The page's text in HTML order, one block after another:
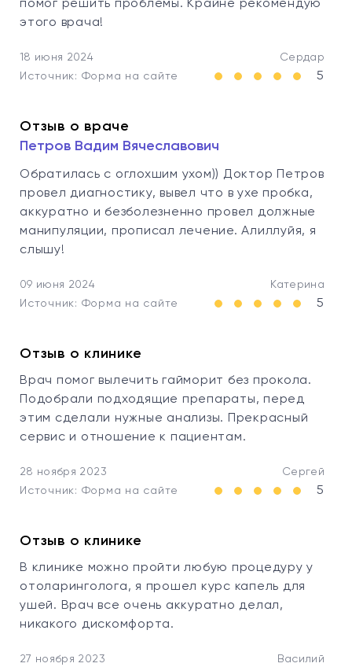
помог решить проблемы. Крайне рекомендую
этого врача!
18 июня 2024
Сердар
Источник: Форма на сайте
5
Отзыв о враче
Петров Вадим Вячеславович
Обратилась с оглохшим ухом)) Доктор Петров
провел диагностику, вывел что в ухе пробка,
аккуратно и безболезненно провел должные
манипуляции, прописал лечение. Алиллуйя, я
слышу!
09 июня 2024
Катерина
Источник: Форма на сайте
5
Отзыв о клинике
Врач помог вылечить гайморит без прокола.
Подобрали подходящие препараты, перед
этим сделали нужные анализы. Прекрасный
сервис и отношение к пациентам.
28 ноября 2023
Сергей
Источник: Форма на сайте
5
Отзыв о клинике
В клинике можно пройти любую процедуру у
отоларинголога, я прошел курс капель для
ушей. Врач все очень аккуратно делал,
никакого дискомфорта.
27 ноября 2023
Василий